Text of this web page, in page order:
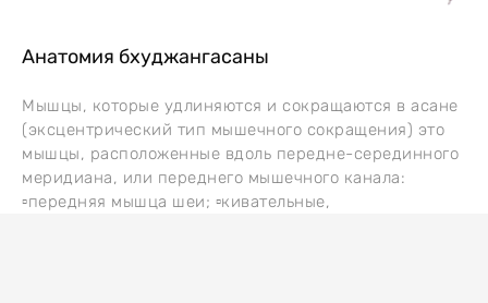
Анатомия бхуджангасаны
Мышцы, которые удлиняются и сокращаются в асане
(эксцентрический тип мышечного сокращения) это
мышцы, расположенные вдоль передне-серединного
меридиана, или переднего мышечного канала:
▫️передняя мышца шеи; ▫️кивательные,